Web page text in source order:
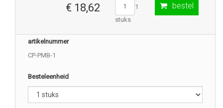
€ 18,62
1
stuks
bestel
artikelnummer
CP-PMB-1
Besteleenheid